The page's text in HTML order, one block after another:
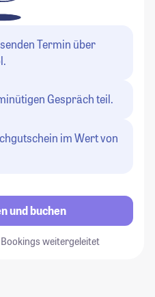
Termin über
Gespräch teil.
im Wert von
und buchen
weitergeleitet